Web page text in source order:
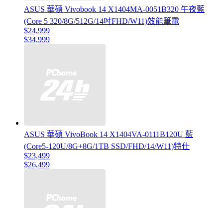
ASUS 華碩 Vivobook 14 X1404MA-0051B320 午夜藍
(Core 5 320/8G/512G/14吋FHD/W11)效能筆電
$24,999
$34,999
ASUS 華碩 VivoBook 14 X1404VA-0111B120U 藍
(Core5-120U/8G+8G/1TB SSD/FHD/14/W11)特仕
$23,499
$26,499